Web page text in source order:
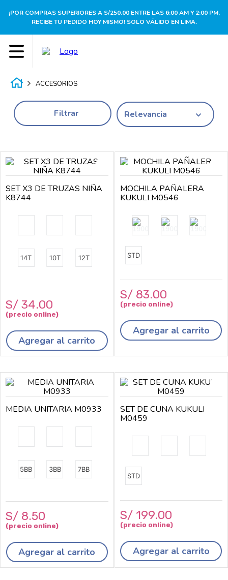
¡POR COMPRAS SUPERIORES A S/250.00 ENTRE LAS 6:00 AM Y 2:00 PM,
RECIBE TU PEDIDO HOY MISMO! SOLO VÁLIDO EN LIMA.
Relevancia
Filtrar
ACCESORIOS
14T 10T 12T
SET X3 DE TRUZAS NIÑA
K8744
S/ 34.00
Agregar al carrito
STD
MOCHILA PAÑALERA
KUKULI M0546
S/ 83.00
Agregar al carrito
5BB 3BB 7BB
MEDIA UNITARIA M0933
S/ 8.50
Agregar al carrito
STD
SET DE CUNA KUKULI
M0459
S/ 199.00
Agregar al carrito